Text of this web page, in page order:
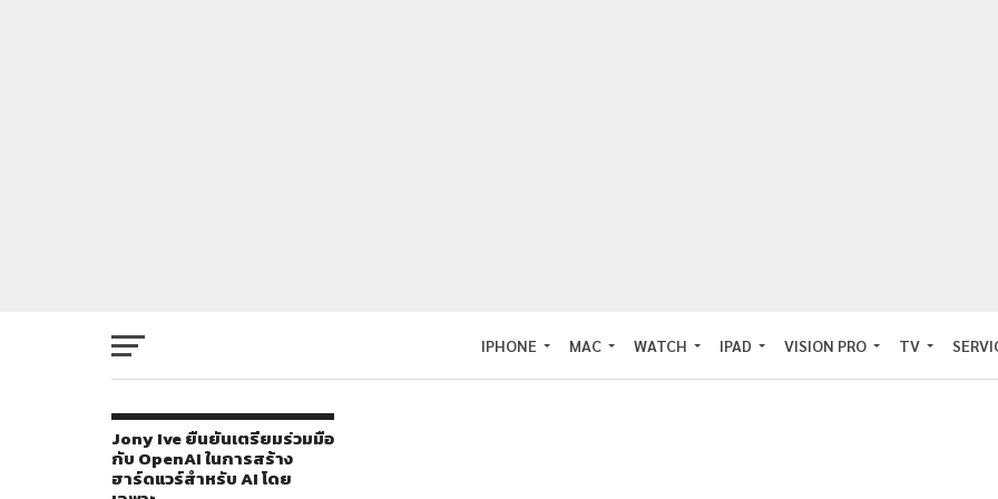
IPHONE MAC WATCH IPAD VISION PRO TV
Jony Ive ยืนยันเตรียมร่วมมือ
กับ OpenAI ในการสร้าง
ฮาร์ดแวร์สำหรับ AI โดย